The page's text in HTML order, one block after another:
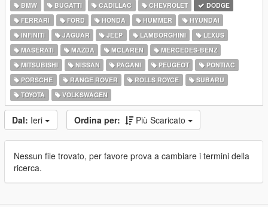
BMW
BUGATTI CADILLAC CHEVROLET
DODGE
FERRARI
FORD HONDA HUMMER
HYUNDAI
INFINITI
JAGUAR JEEP LAMBORGHINI
LEXUS
MASERATI
MAZDA MCLAREN
MERCEDES-BENZ
MITSUBISHI
NISSAN PAGANI PEUGEOT
PONTIAC
PORSCHE
RANGE ROVER ROLLS ROYCE
SUBARU
TOYOTA
VOLKSWAGEN
Dal: Ieri Ordina per: Più Scaricato
Nessun file trovato, per favore prova a cambiare i termini della
ricerca.